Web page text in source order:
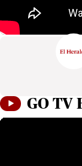
GO TV